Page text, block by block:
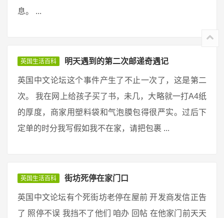
息。 ...
英国生活百科 明天遇到的第二次邮递奇遇记
英国中文论坛这个事件产生了不止一次了，这是第二
次。 我在网上给孩子买了书，未几，大略就一打A4纸
的厚度，商家用塑料袋和气泡膜包得很严实。过后下
定单的时分我写假如我不在家，请把包裹 ...
英国生活百科 街坊死停在家门口
英国中文论坛有个死街坊老停在屋前 开发商发信正告
了 照停不误 我挡不了他们 咱办 回帖 在他家门前天天